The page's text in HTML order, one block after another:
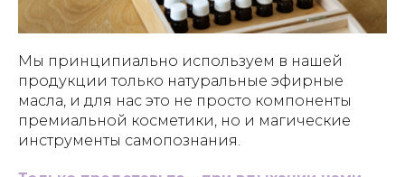
Мы принципиально используем в нашей
продукции только натуральные эфирные
масла, и для нас это не просто компоненты
премиальной косметики, но и магические
инструменты самопознания.